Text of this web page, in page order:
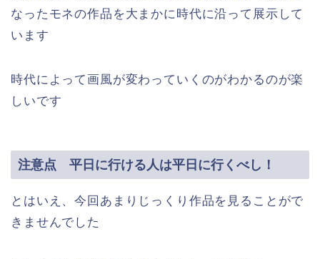
なったモネの作品を大まかに時代に沿って展示して
います
時代によって画風が変わっていくのがわかるのが楽
しいです
注意点 平日に行ける人は平日に行くべし！
とはいえ、今回あまりじっくり作品を見ることがで
きませんでした